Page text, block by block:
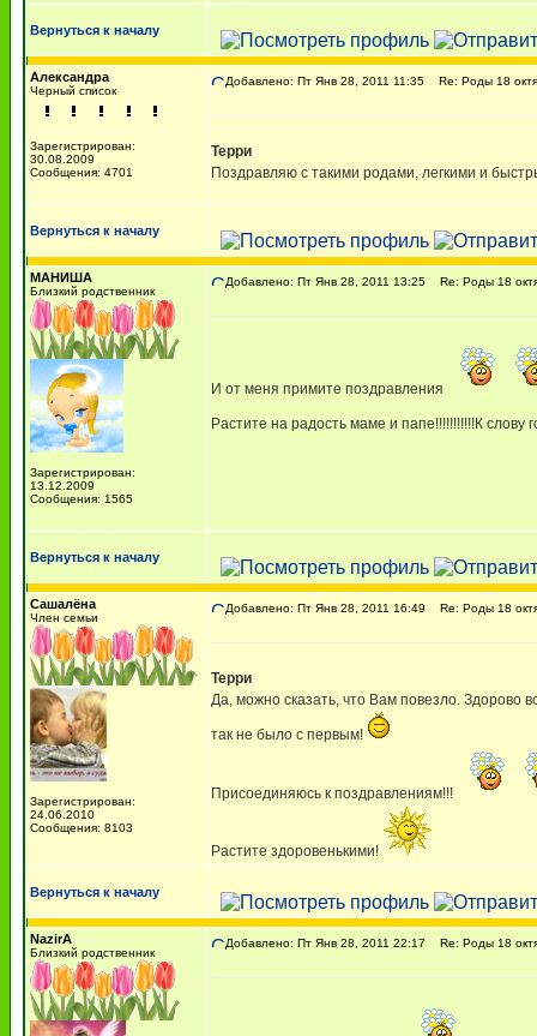
Вернуться к началу
Александра
Черный список
Зарегистрирован:
30.08.2009
Сообщения: 4701
Добавлено: Пт Янв 28, 2011 11:35 Re: Роды 18
Терри
Поздравляю с такими родами, легкими и
Вернуться к началу
МАНИША
Близкий родственник
Зарегистрирован:
13.12.2009
Сообщения: 1565
Добавлено: Пт Янв 28, 2011 13:25 Re: Роды 18
И от меня примите поздравления
Растите на радость маме и папе!!!!!!!!!!!К
Вернуться к началу
Сашалёна
Член семьи
Зарегистрирован:
24.06.2010
Сообщения: 8103
Добавлено: Пт Янв 28, 2011 16:49 Re: Роды 18
Терри
Да, можно сказать, что Вам повезло. Здорово
так не было с первым!
Присоединяюсь к поздравлениям!!!
Растите здоровенькими!
Вернуться к началу
NazirA
Близкий родственник
Добавлено: Пт Янв 28, 2011 22:17 Re: Роды 18